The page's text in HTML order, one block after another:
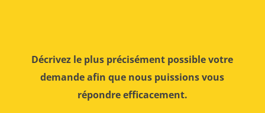
Décrivez le plus précisément possible votre
demande afin que nous puissions vous
répondre efficacement.